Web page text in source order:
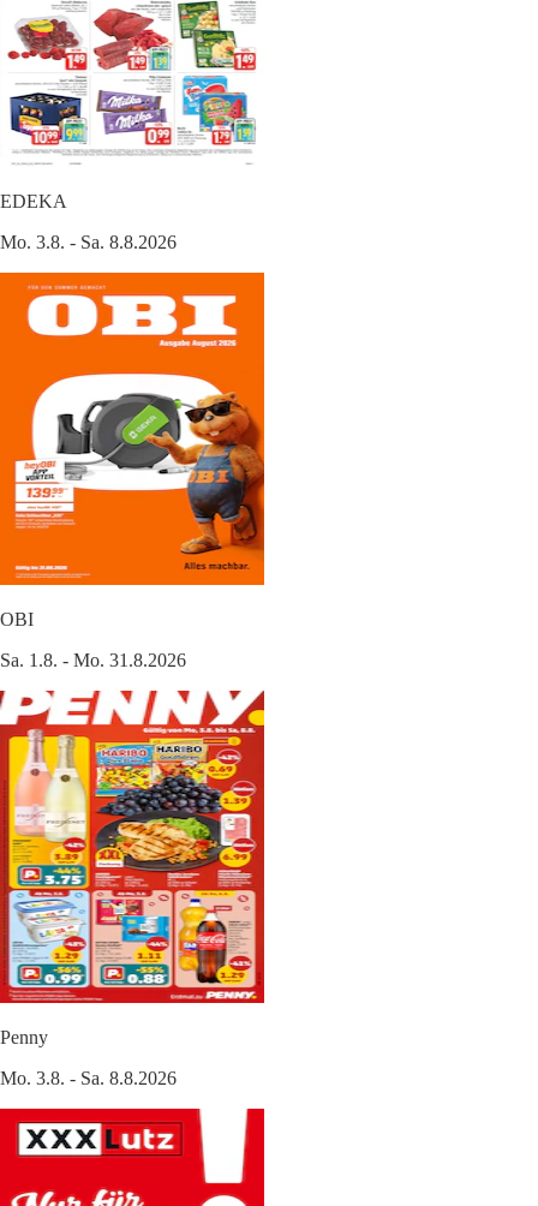
EDEKA
Mo. 3.8. - Sa. 8.8.2026
OBI
Sa. 1.8. - Mo. 31.8.2026
Penny
Mo. 3.8. - Sa. 8.8.2026